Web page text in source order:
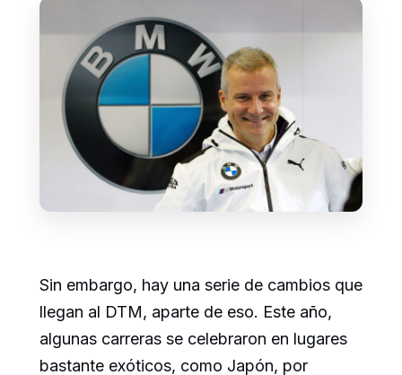
Sin embargo, hay una serie de cambios que
llegan al DTM, aparte de eso. Este año,
algunas carreras se celebraron en lugares
bastante exóticos, como Japón, por